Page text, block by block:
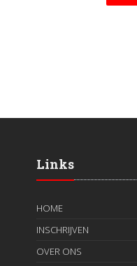
Links
HOME
INSCHRIJVEN
OVER ONS